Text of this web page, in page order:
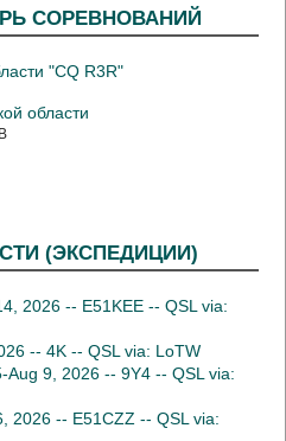
СОРЕВНОВАНИЙ
"CQ R3R"
области
(ЭКСПЕДИЦИИ)
2026 -- E51KEE -- QSL via:
-- 4K -- QSL via: LoTW
Aug 9, 2026 -- 9Y4 -- QSL via:
2026 -- E51CZZ -- QSL via: